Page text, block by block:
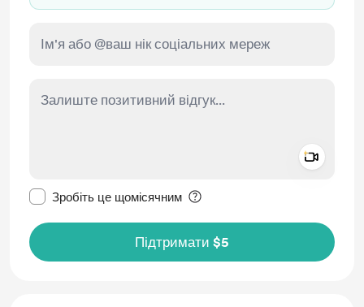
Зробіть це щомісячним
Підтримати $5